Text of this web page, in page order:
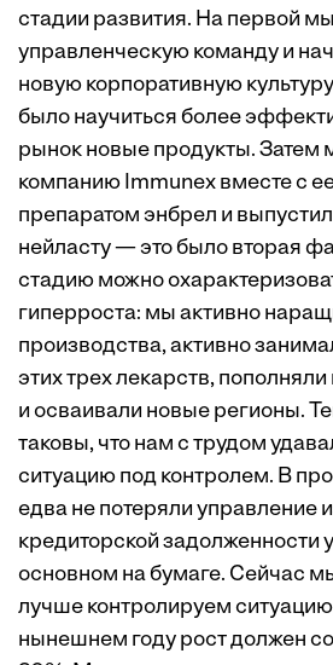
стадии развития. На первой
управленческую команду и
новую корпоративную
было научиться более
рынок новые продукты. Затем
компанию Immunex вместе с
препаратом энбрел и
нейласту — это было вторая
стадию можно
гиперроста: мы активно
производства, активно
этих трех лекарств,
и осваивали новые регионы.
таковы, что нам с трудом
ситуацию под контролем. В
едва не потеряли управление
кредиторской задолженности
основном на бумаге. Сейчас
лучше контролируем
нынешнем году рост должен